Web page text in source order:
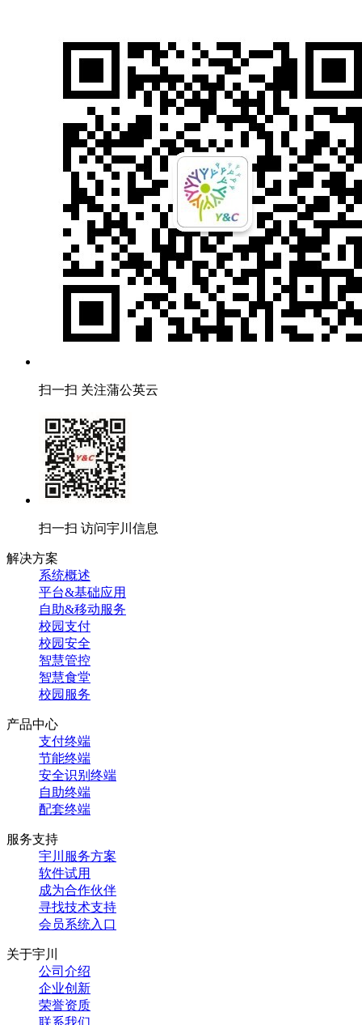
扫一扫 关注蒲公英云
扫一扫 访问宇川信息
解决方案
系统概述
平台&基础应用
自助&移动服务
校园支付
校园安全
智慧管控
智慧食堂
校园服务
产品中心
支付终端
节能终端
安全识别终端
自助终端
配套终端
服务支持
宇川服务方案
软件试用
成为合作伙伴
寻找技术支持
会员系统入口
关于宇川
公司介绍
企业创新
荣誉资质